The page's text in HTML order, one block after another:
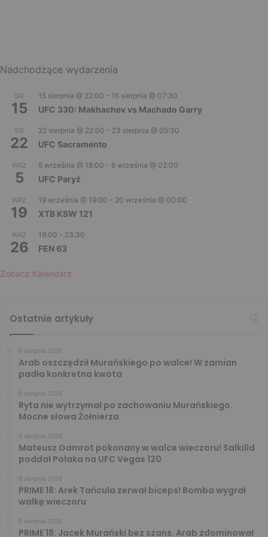
Nadchodzące wydarzenia
SIE
15
15 sierpnia @ 22:00 - 16 sierpnia @ 07:30
UFC 330: Makhachev vs Machado Garry
SIE
22
22 sierpnia @ 22:00 - 23 sierpnia @ 05:30
UFC Sacramento
WRZ
5
5 września @ 18:00 - 6 września @ 02:00
UFC Paryż
WRZ
19
19 września @ 19:00 - 20 września @ 00:00
XTB KSW 121
WRZ
26
19:00 - 23:30
FEN 63
Zobacz Kalendarz
Ostatnie artykuły
9 sierpnia 2026
Arab oszczędził Murańskiego po walce! W zamian
padła konkretna kwota
9 sierpnia 2026
Ryta nie wytrzymał po zachowaniu Murańskiego.
Mocne słowa Żołnierza
9 sierpnia 2026
Mateusz Gamrot pokonany w walce wieczoru! Salkilld
poddał Polaka na UFC Vegas 120
9 sierpnia 2026
PRIME 18: Arek Tańcula zerwał biceps! Bomba wygrał
walkę wieczoru
9 sierpnia 2026
PRIME 18: Jacek Murański bez szans. Arab zdominował